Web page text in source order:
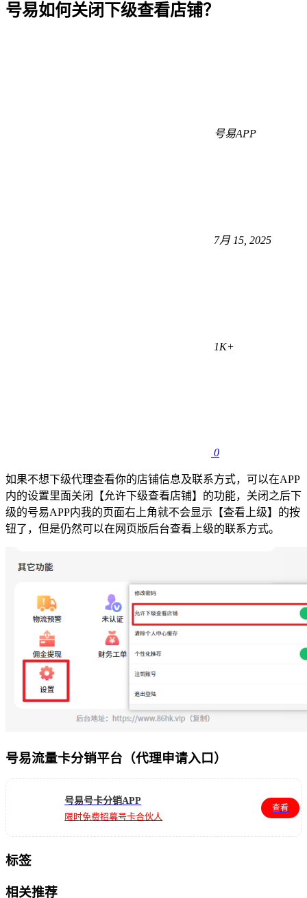
号易如何关闭下级查看店铺？
号易APP
7月 15, 2025
1K+
0
如果不想下级代理查看你的店铺信息及联系方式，可以在APP
内的设置里面关闭【允许下级查看店铺】的功能，关闭之后下
级的号易APP内我的页面右上角就不会显示【查看上级】的按
钮了，但是仍然可以在网页版后台查看上级的联系方式。
号易流量卡分销平台（代理申请入口）
号易号卡分销APP
限时免费招募号卡合伙人
查看
标签
相关推荐